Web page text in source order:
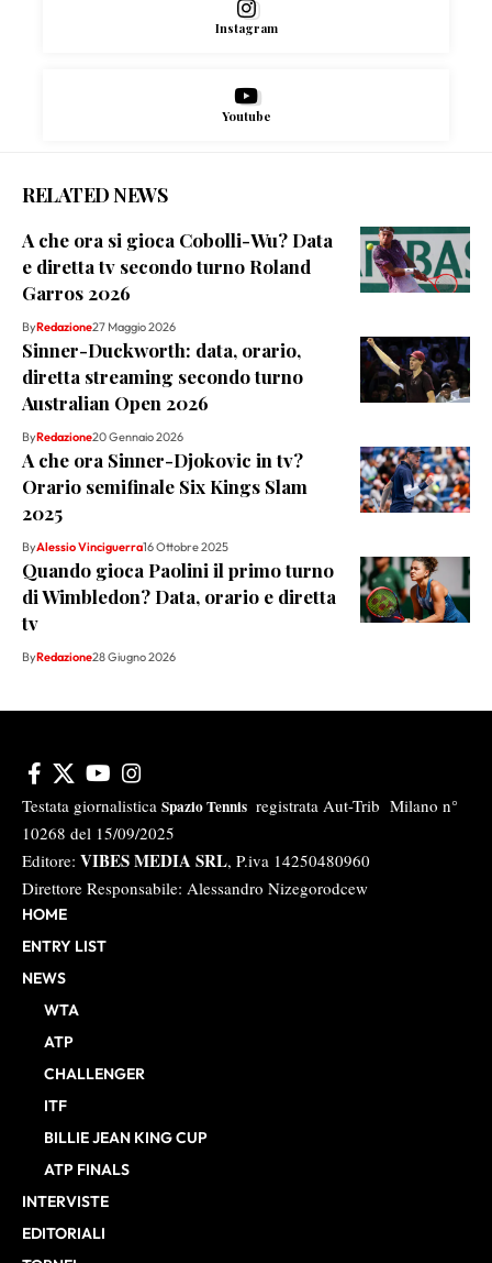
Instagram
Youtube
RELATED NEWS
A che ora si gioca Cobolli-Wu? Data
e diretta tv secondo turno Roland
Garros 2026
ByRedazione27 Maggio 2026
Sinner-Duckworth: data, orario,
diretta streaming secondo turno
Australian Open 2026
ByRedazione20 Gennaio 2026
A che ora Sinner-Djokovic in tv?
Orario semifinale Six Kings Slam
2025
ByAlessio Vinciguerra16 Ottobre 2025
Quando gioca Paolini il primo turno
di Wimbledon? Data, orario e diretta
tv
ByRedazione28 Giugno 2026
Testata giornalistica Spazio Tennis registrata Aut-Trib Milano n°
10268 del 15/09/2025
Editore: VIBES MEDIA SRL, P.iva 14250480960
Direttore Responsabile: Alessandro Nizegorodcew
HOME
ENTRY LIST
NEWS
WTA
ATP
CHALLENGER
ITF
BILLIE JEAN KING CUP
ATP FINALS
INTERVISTE
EDITORIALI